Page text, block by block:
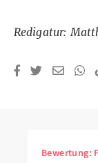
Redigatur:
Bewertung: